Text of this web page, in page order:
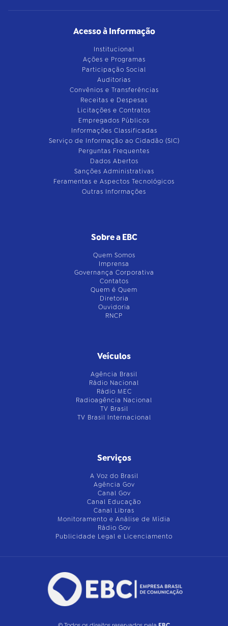
Acesso à Informação
Institucional
Ações e Programas
Participação Social
Auditorias
Convênios e Transferências
Receitas e Despesas
Licitações e Contratos
Empregados Públicos
Informações Classificadas
Serviço de Informação ao Cidadão (SIC)
Perguntas Frequentes
Dados Abertos
Sanções Administrativas
Feramentas e Aspectos Tecnológicos
Outras Informações
Sobre a EBC
Quem Somos
Imprensa
Governança Corporativa
Contatos
Quem é Quem
Diretoria
Ouvidoria
RNCP
Veículos
Agência Brasil
Rádio Nacional
Rádio MEC
Radioagência Nacional
TV Brasil
TV Brasil Internacional
Serviços
A Voz do Brasil
Agência Gov
Canal Gov
Canal Educação
Canal Libras
Monitoramento e Análise de Mídia
Rádio Gov
Publicidade Legal e Licenciamento